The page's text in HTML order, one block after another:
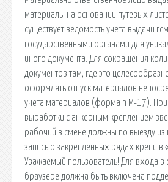
материалы на основании путевых
существует ведомость учета выдачи
государственными органами для
иного документа. Для сокращения
документов там, где это
оформлять отпуск материалов
учета материалов (форма n М-17).
выработки с анкерным креплением
рабочий в смене должны по выезду
запись о закрепленных рядах крепи в
Уважаемый пользователь! Для входа в
браузере должна быть включена